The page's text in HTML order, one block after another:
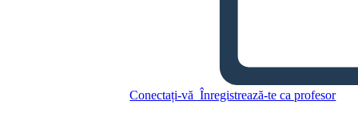
Conectați-vă Înregistrează-te ca profesor